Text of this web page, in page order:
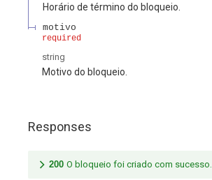
Horário de término do bloqueio.
motivo
required
string
Motivo do bloqueio.
Responses
200 O bloqueio foi criado com sucesso.